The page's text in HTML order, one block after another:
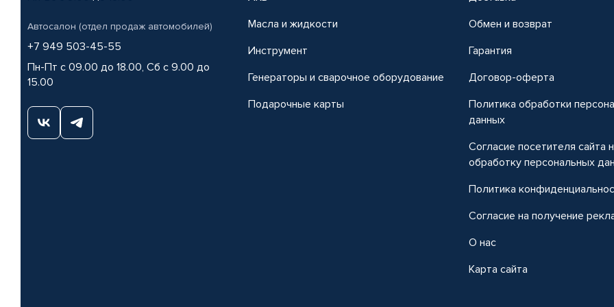
Автосалон (отдел продаж автомобилей)
+7 949 503-45-55
Пн-Пт с 09.00 до 18.00, Сб с 9.00 до
15.00
Масла и жидкости
Инструмент
Генераторы и сварочное оборудование
Подарочные карты
Обмен и возврат
Гарантия
Договор-оферта
Политика обработки
данных
Согласие посетителя сайта
обработку персональных
Политика
Согласие на получение
О нас
Карта сайта